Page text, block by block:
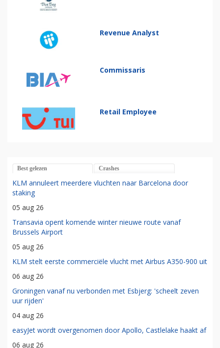
Revenue Analyst
Commissaris
Retail Employee
Best gelezen Crashes
KLM annuleert meerdere vluchten naar Barcelona door
staking
05 aug 26
Transavia opent komende winter nieuwe route vanaf
Brussels Airport
05 aug 26
KLM stelt eerste commerciële vlucht met Airbus A350-900 uit
06 aug 26
Groningen vanaf nu verbonden met Esbjerg: 'scheelt zeven
uur rijden'
04 aug 26
easyJet wordt overgenomen door Apollo, Castlelake haakt af
06 aug 26